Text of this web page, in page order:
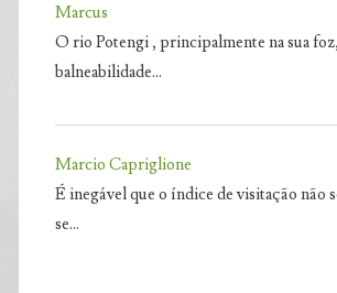
Marcus
O rio Potengi , principalmente na sua
balneabilidade…
Marcio Capriglione
É inegável que o índice de visitação não
se…